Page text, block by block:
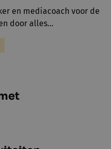
en mediacoach voor de
door alles…